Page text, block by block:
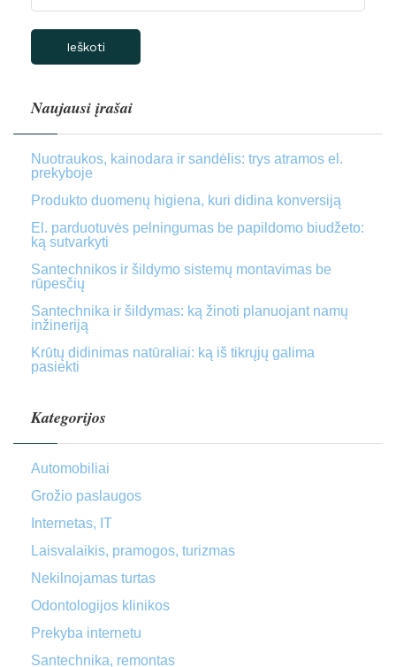
Ieškoti
Naujausi įrašai
Nuotraukos, kainodara ir sandėlis: trys atramos el.
prekyboje
Produkto duomenų higiena, kuri didina konversiją
El. parduotuvės pelningumas be papildomo biudžeto:
ką sutvarkyti
Santechnikos ir šildymo sistemų montavimas be
rūpesčių
Santechnika ir šildymas: ką žinoti planuojant namų
inžineriją
Krūtų didinimas natūraliai: ką iš tikrųjų galima
pasiekti
Kategorijos
Automobiliai
Grožio paslaugos
Internetas, IT
Laisvalaikis, pramogos, turizmas
Nekilnojamas turtas
Odontologijos klinikos
Prekyba internetu
Santechnika, remontas